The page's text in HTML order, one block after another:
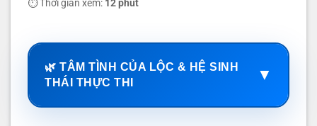
⏱️ Thời gian xem: 12 phút
🌿 TÂM TÌNH CỦA LỘC & HỆ SINH
THÁI THỰC THI
▼